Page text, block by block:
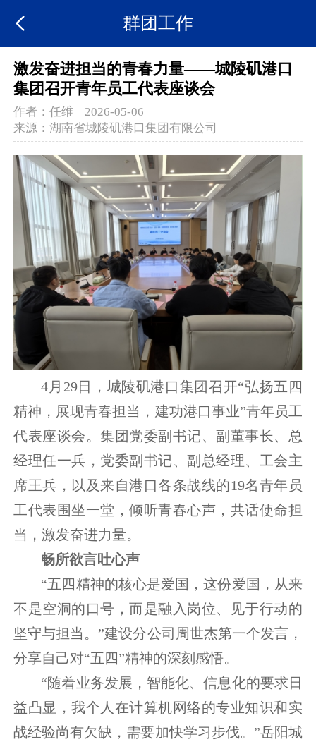
群团工作
激发奋进担当的青春力量——城陵矶港口
集团召开青年员工代表座谈会
作者：任维
2026-05-06
来源：湖南省城陵矶港口集团有限公司
4月29日，城陵矶港口集团召开“弘扬五四
精神，展现青春担当，建功港口事业”青年员工
代表座谈会。集团党委副书记、副董事长、总
经理任一兵，党委副书记、副总经理、工会主
席王兵，以及来自港口各条战线的19名青年员
工代表围坐一堂，倾听青春心声，共话使命担
当，激发奋进力量。
畅所欲言吐心声
“五四精神的核心是爱国，这份爱国，从来
不是空洞的口号，而是融入岗位、见于行动的
坚守与担当。”建设分公司周世杰第一个发言，
分享自己对“五四”精神的深刻感悟。
“随着业务发展，智能化、信息化的要求日
益凸显，我个人在计算机网络的专业知识和实
战经验尚有欠缺，需要加快学习步伐。”岳阳城